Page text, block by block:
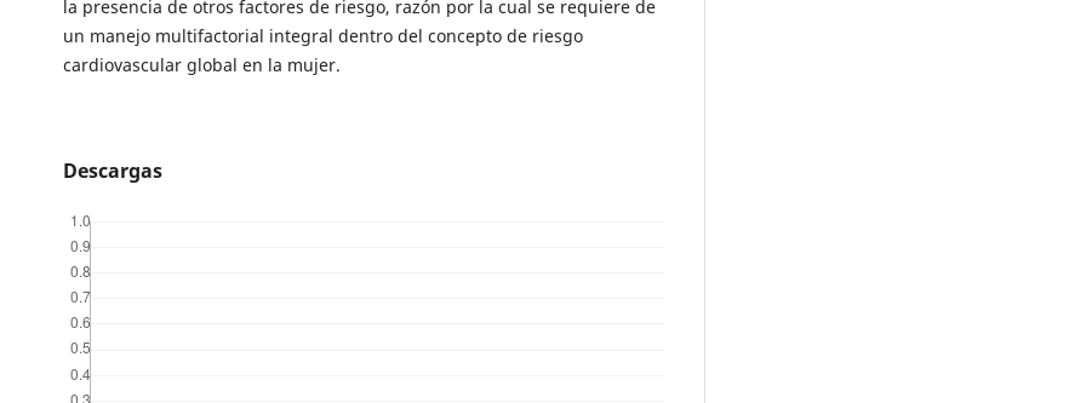
la presencia de otros factores de riesgo, razón por la cual se requiere de
un manejo multifactorial integral dentro del concepto de riesgo
cardiovascular global en la mujer.
Descargas